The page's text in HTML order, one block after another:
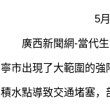
5月9
廣西新聞網-當代生
寧市出現了大範圍的
積水點導致交通堵塞